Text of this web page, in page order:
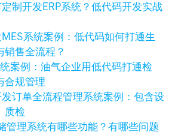
制开发ERP系统？低代码开发实战
系统案例：低代码如何打通生
销售全流程？
案例：油气企业用低代码打通检
合规管理
订单全流程管理系统案例：包含设
质检
管理系统有哪些功能？有哪些问题